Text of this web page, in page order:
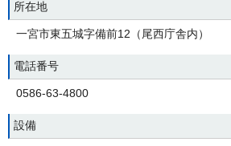
所在地
一宮市東五城字備前12（尾西庁舎内）
電話番号
0586-63-4800
設備